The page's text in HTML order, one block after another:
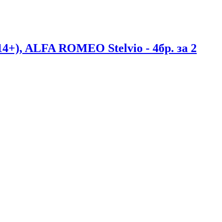
ALFA ROMEO Stelvio - 4бр. за 2